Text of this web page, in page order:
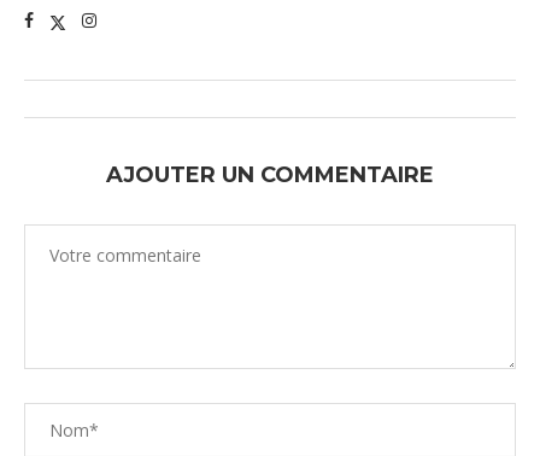
AJOUTER UN COMMENTAIRE